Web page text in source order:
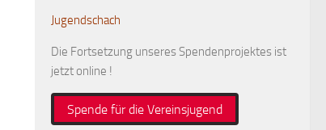
Jugendschach
Die Fortsetzung unseres Spendenprojektes ist
jetzt online !
Spende für die Vereinsjugend